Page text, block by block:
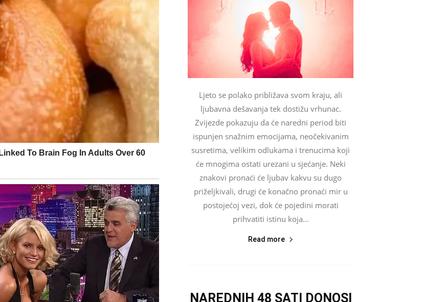
mijenja raspoloženje.
zadovoljstva.
Ljeto se polako približava svom kraju, ali
ljubavna dešavanja tek dostižu vrhunac.
Zvijezde pokazuju da će naredni period biti
ispunjen snažnim emocijama, neočekivanim
susretima, velikim odlukama i trenucima koji
će mnogima ostati urezani u sjećanje. Neki
znakovi pronaći će ljubav kakvu su dugo
priželjkivali, drugi će konačno pronaći mir u
postojećoj vezi, dok će pojedini morati
prihvatiti istinu koja...
Read more
NAREDNIH 48 SATI DONOSI